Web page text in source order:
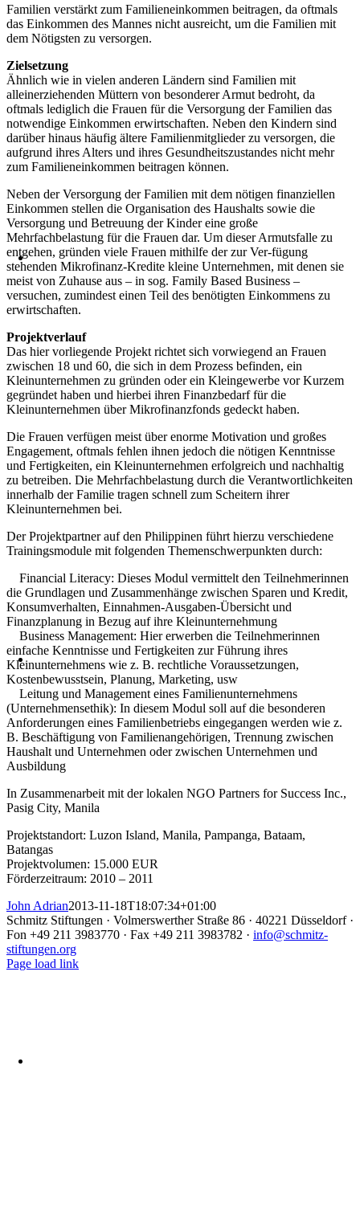
Familien verstärkt zum Familieneinkommen beitragen, da oftmals
das Einkommen des Mannes nicht ausreicht, um die Familien mit
dem Nötigsten zu versorgen.
Zielsetzung
Ähnlich wie in vielen anderen Ländern sind Familien mit
alleinerziehenden Müttern von besonderer Armut bedroht, da
oftmals lediglich die Frauen für die Versorgung der Familien das
notwendige Einkommen erwirtschaften. Neben den Kindern sind
darüber hinaus häufig ältere Familienmitglieder zu versorgen, die
aufgrund ihres Alters und ihres Gesundheitszustandes nicht mehr
zum Familieneinkommen beitragen können.
Neben der Versorgung der Familien mit dem nötigen finanziellen
Einkommen stellen die Organisation des Haushalts sowie die
Versorgung und Betreuung der Kinder eine große
Mehrfachbelastung für die Frauen dar. Um dieser Armutsfalle zu
entgehen, gründen viele Frauen mithilfe der zur Ver-fügung
stehenden Mikrofinanz-Kredite kleine Unternehmen, mit denen sie
meist von Zuhause aus – in sog. Family Based Business –
versuchen, zumindest einen Teil des benötigten Einkommens zu
erwirtschaften.
Projektverlauf
Das hier vorliegende Projekt richtet sich vorwiegend an Frauen
zwischen 18 und 60, die sich in dem Prozess befinden, ein
Kleinunternehmen zu gründen oder ein Kleingewerbe vor Kurzem
gegründet haben und hierbei ihren Finanzbedarf für die
Kleinunternehmen über Mikrofinanzfonds gedeckt haben.
Die Frauen verfügen meist über enorme Motivation und großes
Engagement, oftmals fehlen ihnen jedoch die nötigen Kenntnisse
und Fertigkeiten, ein Kleinunternehmen erfolgreich und nachhaltig
zu betreiben. Die Mehrfachbelastung durch die Verantwortlichkeiten
innerhalb der Familie tragen schnell zum Scheitern ihrer
Kleinunternehmen bei.
Der Projektpartner auf den Philippinen führt hierzu verschiedene
Trainingsmodule mit folgenden Themenschwerpunkten durch:
Financial Literacy: Dieses Modul vermittelt den Teilnehmerinnen
die Grundlagen und Zusammenhänge zwischen Sparen und Kredit,
Konsumverhalten, Einnahmen-Ausgaben-Übersicht und
Finanzplanung in Bezug auf ihre Kleinunternehmung
Business Management: Hier erwerben die Teilnehmerinnen
einfache Kenntnisse und Fertigkeiten zur Führung ihres
Kleinunternehmens wie z. B. rechtliche Voraussetzungen,
Kostenbewusstsein, Planung, Marketing, usw
Leitung und Management eines Familienunternehmens
(Unternehmensethik): In diesem Modul soll auf die besonderen
Anforderungen eines Familienbetriebs eingegangen werden wie z.
B. Beschäftigung von Familienangehörigen, Trennung zwischen
Haushalt und Unternehmen oder zwischen Unternehmen und
Ausbildung
In Zusammenarbeit mit der lokalen NGO Partners for Success Inc.,
Pasig City, Manila
Projektstandort: Luzon Island, Manila, Pampanga, Bataam,
Batangas
Projektvolumen: 15.000 EUR
Förderzeitraum: 2010 – 2011
John Adrian2013-11-18T18:07:34+01:00
Schmitz Stiftungen · Volmerswerther Straße 86 · 40221 Düsseldorf ·
Fon +49 211 3983770 · Fax +49 211 3983782 · info@schmitz-
stiftungen.org
Page load link